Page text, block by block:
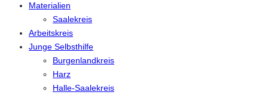
Materialien
Saalekreis
Arbeitskreis
Junge Selbsthilfe
Burgenlandkreis
Harz
Halle-Saalekreis